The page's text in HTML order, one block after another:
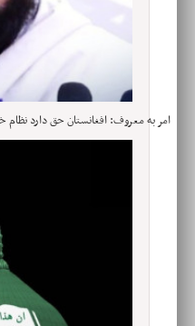
امر به معروف: افغانستان حق دارد نظام